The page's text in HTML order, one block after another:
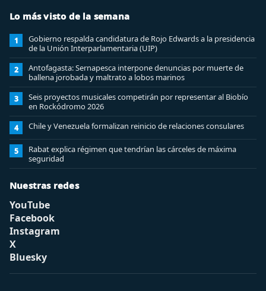
Lo más visto de la semana
1
Gobierno respalda candidatura de Rojo Edwards a la presidencia
de la Unión Interparlamentaria (UIP)
2
Antofagasta: Sernapesca interpone denuncias por muerte de
ballena jorobada y maltrato a lobos marinos
3
Seis proyectos musicales competirán por representar al Biobío
en Rockódromo 2026
4 Chile y Venezuela formalizan reinicio de relaciones consulares
5
Rabat explica régimen que tendrían las cárceles de máxima
seguridad
Nuestras redes
YouTube
Facebook
Instagram
X
Bluesky